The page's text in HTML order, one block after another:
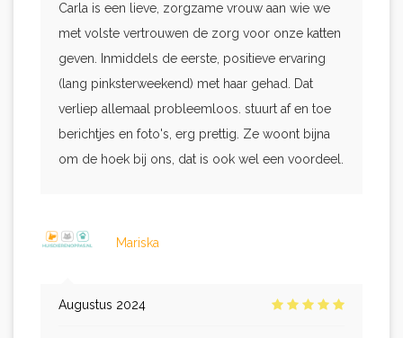
Carla is een lieve, zorgzame vrouw aan wie we
met volste vertrouwen de zorg voor onze katten
geven. Inmiddels de eerste, positieve ervaring
(lang pinksterweekend) met haar gehad. Dat
verliep allemaal probleemloos. stuurt af en toe
berichtjes en foto's, erg prettig. Ze woont bijna
om de hoek bij ons, dat is ook wel een voordeel.
Mariska
Augustus 2024